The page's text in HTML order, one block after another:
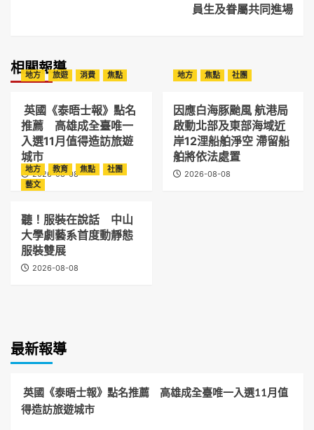
員生及眷屬共同進場
相關報導
地方 旅遊 消費 焦點
英國《泰晤士報》點名
推薦 高雄成全臺唯一
入選11月值得造訪旅遊
城市
2026-08-08
地方 焦點 社團
因應白海豚颱風 航港局
啟動北部及東部海域近
岸12浬船舶淨空 滯留船
舶將依法處置
2026-08-08
地方 教育 焦點
社團
藝文
聽！服裝在說話 中山
大學劇藝系首度動靜態
服裝雙展
2026-08-08
最新報導
英國《泰晤士報》點名推薦 高雄成全臺唯一入選11月值
得造訪旅遊城市